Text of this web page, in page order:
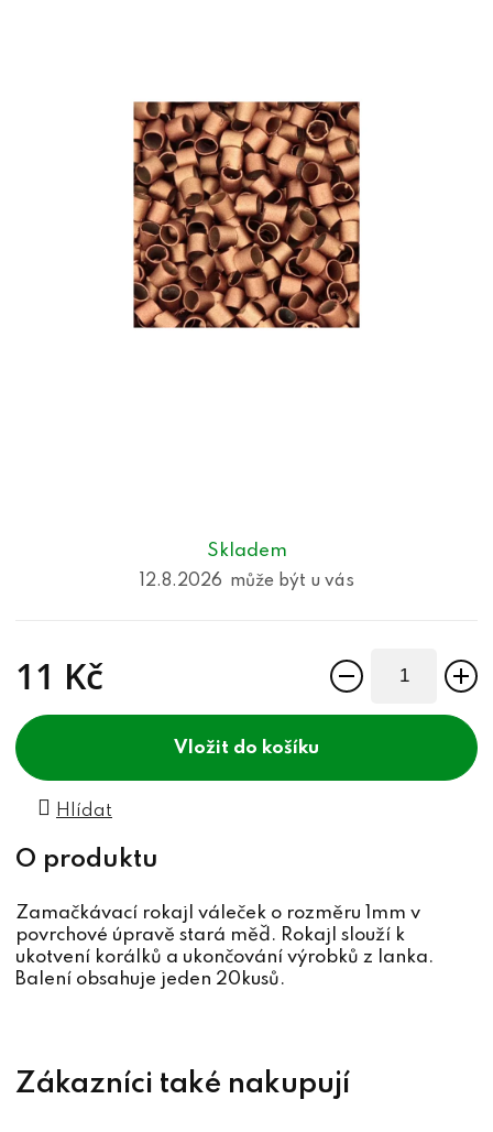
Skladem
12.8.2026
11 Kč
do košíku
Hlídat
Zamačkávací rokajl váleček o rozměru 1mm v
povrchové úpravě stará měď. Rokajl slouží k
ukotvení korálků a ukončování výrobků z lanka.
Balení obsahuje jeden 20kusů.